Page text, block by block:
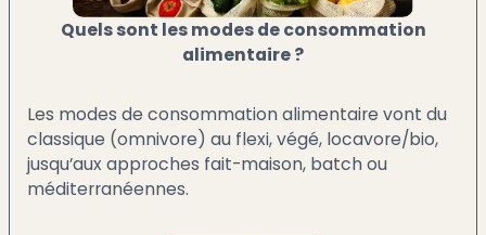
Quels sont les modes de consommation
alimentaire ?
Les modes de consommation alimentaire vont du
classique (omnivore) au flexi, végé, locavore/bio,
jusqu’aux approches fait-maison, batch ou
méditerranéennes.